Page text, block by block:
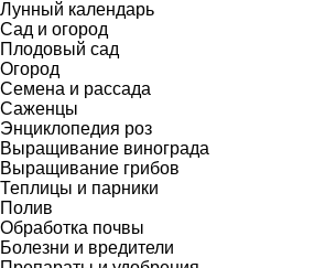
Лунный календарь
Сад и огород
Плодовый сад
Огород
Семена и рассада
Саженцы
Энциклопедия роз
Выращивание винограда
Выращивание грибов
Теплицы и парники
Полив
Обработка почвы
Болезни и вредители